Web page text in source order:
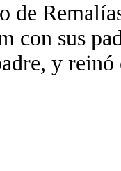
de
con sus
y